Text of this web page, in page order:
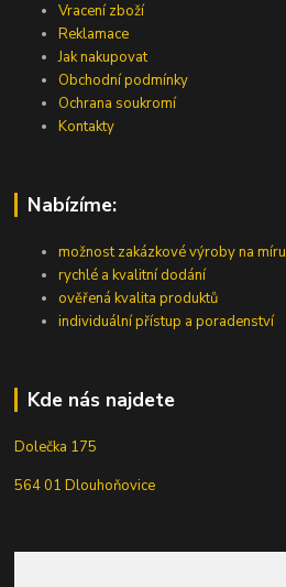
Vracení zboží
Reklamace
Jak nakupovat
Obchodní podmínky
Ochrana soukromí
Kontakty
Nabízíme:
možnost zakázkové výroby na míru
rychlé a kvalitní dodání
ověřená kvalita produktů
individuální přístup a poradenství
Kde nás najdete
Dolečka 175
564 01 Dlouhoňovice